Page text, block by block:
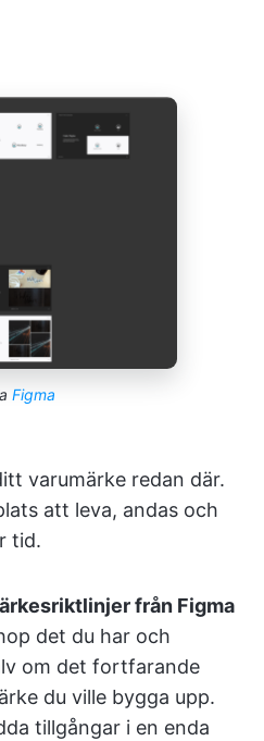
Figma
varumärke redan där.
att leva, andas och
tid.
från Figma
det du har och
om det fortfarande
du ville bygga upp.
tillgångar i en enda